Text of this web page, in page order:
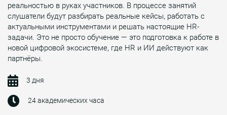
реальностью в руках участников. В процессе занятий
слушатели будут разбирать реальные кейсы, работать с
актуальными инструментами и решать настоящие HR-
задачи. Это не просто обучение — это подготовка к работе в
новой цифровой экосистеме, где HR и ИИ действуют как
партнёры.
3 дня
24 академических часа